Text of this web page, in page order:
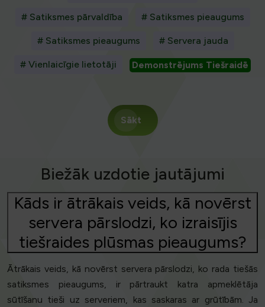
# Satiksmes pārvaldība # Satiksmes pieaugums
# Satiksmes pieaugums # Servera jauda
# Vienlaicīgie lietotāji Demonstrējums Tiešraidē
Sākt
Biežāk uzdotie jautājumi
Kāds ir ātrākais veids, kā novērst
servera pārslodzi, ko izraisījis
tiešraides plūsmas pieaugums?
Ātrākais veids, kā novērst servera pārslodzi, ko rada tiešās
satiksmes pieaugums, ir pārtraukt katra apmeklētāja
sūtīšanu tieši uz serveriem, kas saskaras ar grūtībām. Ja